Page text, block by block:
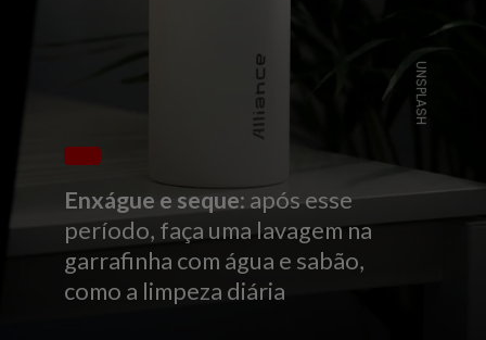
Enxágue e seque: após esse
período, faça uma lavagem na
garrafinha com água e sabão,
como a limpeza diária
UNSPLASH